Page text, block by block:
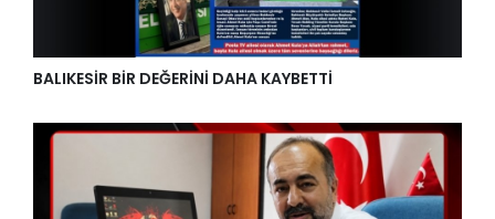
BALIKESİR BİR DEĞERİNİ DAHA KAYBETTİ